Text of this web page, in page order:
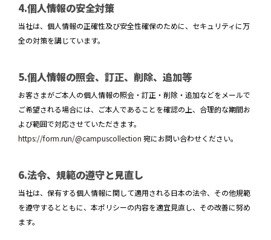
4.個人情報の安全対策
当社は、個人情報の正確性及び安全性確保のために、セキュリティに万
全の対策を講じています。
5.個人情報の照会、訂正、削除、追加等
お客さまがご本人の個人情報の照会・訂正・削除・追加などをメールで
ご希望される場合には、ご本人であることを確認の上、合理的な期間お
よび範囲で対応させていただきます。
https://form.run/@campuscollection 宛にお問い合わせください。
6.法令、規範の遵守と見直し
当社は、保有する個人情報に関して適用される日本の法令、その他規範
を遵守するとともに、本ポリシーの内容を適宜見直し、その改善に努め
ます。